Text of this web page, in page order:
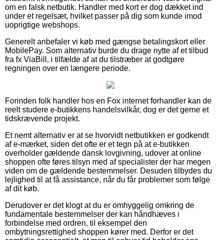
om en falsk netbutik. Handler med kort er dog dækket ind
under et regelsæt, hvilket passer på dig som kunde imod
uoprigtige webshops.
Generelt anbefaler vi køb med gængse betalingskort eller
MobilePay. Som alternativ burde du drage nytte af et tilbud
fra fx ViaBill, i tilfælde af at du tilstræber at godtgøre
regningen over en længere periode.
Forinden folk handler hos en Fox internet forhandler kan de
reelt studere e-butikkens handelsvilkår, dog er det gerne et
tidskrævende projekt.
Et nemt alternativ er at se hvorvidt netbutikken er godkendt
af e-mærket, siden det ofte er et tegn på at e-butikken
overholder gældende dansk lovgivning, udover at online
shoppen ofte føres tilsyn med af specialister der har megen
viden om de gældende bestemmelser. Desuden tilbydes du
lejlighed til at få assistance, når du får problemer som følge
af dit køb.
Derudover er det klogt at du er omhyggelig omkring de
fundamentale bestemmelser der kan håndhæves i
forbindelse med ordren, til eksempel den
ombytningsrettighed shoppen kører med. Derfor er det